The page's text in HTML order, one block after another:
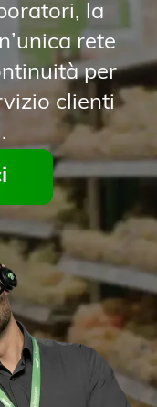
la
rete
per
clienti